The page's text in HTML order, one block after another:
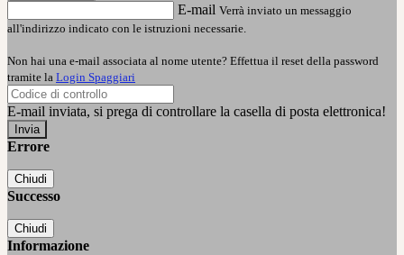
E-mail Verrà inviato un messaggio
all'indirizzo indicato con le istruzioni necessarie.
Non hai una e-mail associata al nome utente? Effettua il reset della password
tramite la Login Spaggiari
E-mail inviata, si prega di controllare la casella di posta elettronica!
Errore
Chiudi
Successo
Chiudi
Informazione